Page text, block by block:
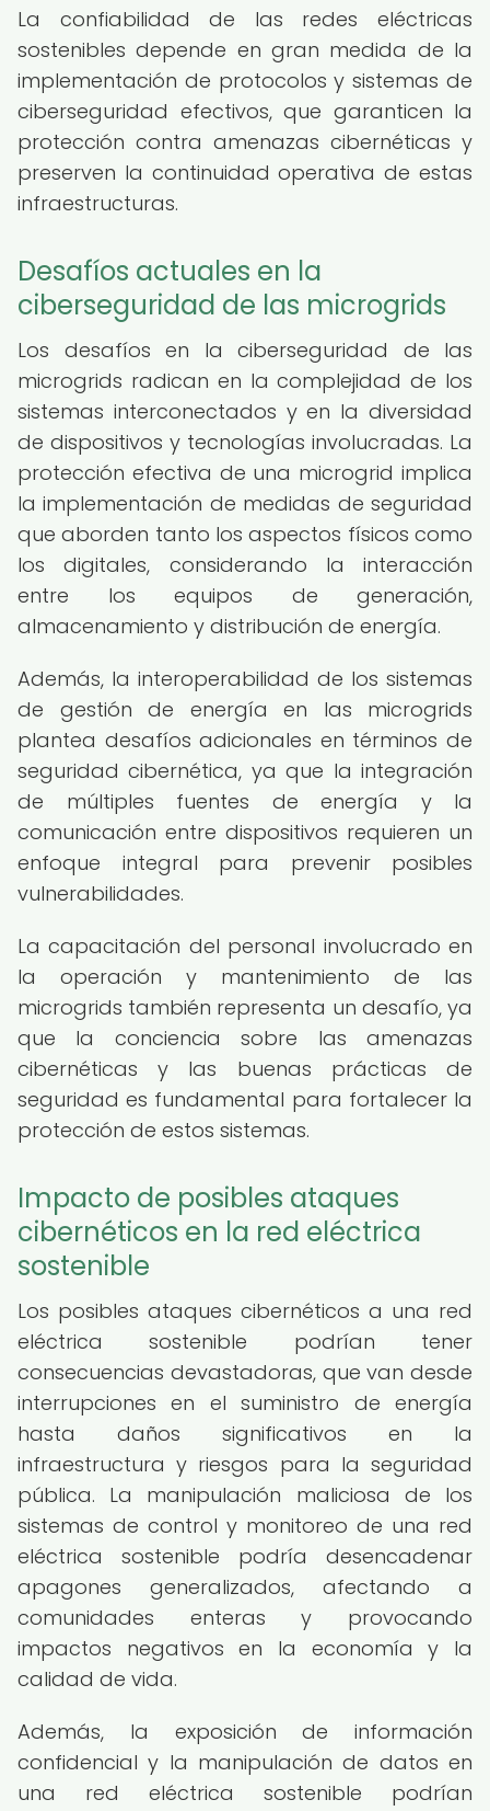
La confiabilidad de las redes eléctricas
sostenibles depende en gran medida de la
implementación de protocolos y sistemas de
ciberseguridad efectivos, que garanticen la
protección contra amenazas cibernéticas y
preserven la continuidad operativa de estas
infraestructuras.
Desafíos actuales en la
ciberseguridad de las microgrids
Los desafíos en la ciberseguridad de las
microgrids radican en la complejidad de los
sistemas interconectados y en la diversidad
de dispositivos y tecnologías involucradas. La
protección efectiva de una microgrid implica
la implementación de medidas de seguridad
que aborden tanto los aspectos físicos como
los digitales, considerando la interacción
entre los equipos de generación,
almacenamiento y distribución de energía.
Además, la interoperabilidad de los sistemas
de gestión de energía en las microgrids
plantea desafíos adicionales en términos de
seguridad cibernética, ya que la integración
de múltiples fuentes de energía y la
comunicación entre dispositivos requieren un
enfoque integral para prevenir posibles
vulnerabilidades.
La capacitación del personal involucrado en
la operación y mantenimiento de las
microgrids también representa un desafío, ya
que la conciencia sobre las amenazas
cibernéticas y las buenas prácticas de
seguridad es fundamental para fortalecer la
protección de estos sistemas.
Impacto de posibles ataques
cibernéticos en la red eléctrica
sostenible
Los posibles ataques cibernéticos a una red
eléctrica sostenible podrían tener
consecuencias devastadoras, que van desde
interrupciones en el suministro de energía
hasta daños significativos en la
infraestructura y riesgos para la seguridad
pública. La manipulación maliciosa de los
sistemas de control y monitoreo de una red
eléctrica sostenible podría desencadenar
apagones generalizados, afectando a
comunidades enteras y provocando
impactos negativos en la economía y la
calidad de vida.
Además, la exposición de información
confidencial y la manipulación de datos en
una red eléctrica sostenible podrían